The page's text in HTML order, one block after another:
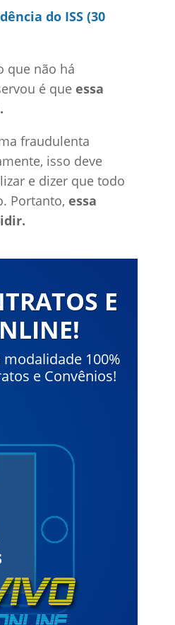
do ISS (30
que não há
é queessa
fraudulenta
isso deve
e dizer que todo
Portanto,essa
E
100%
e Convênios!